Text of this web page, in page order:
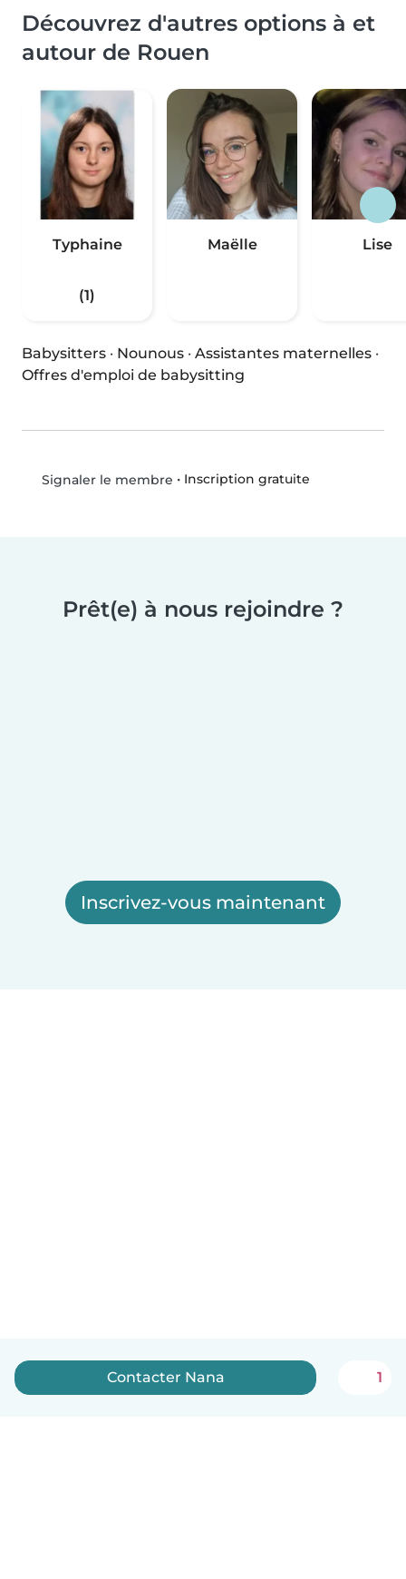
Découvrez d'autres options à et
autour de Rouen
Typhaine
(1)
Maëlle Lise
Babysitters · Nounous · Assistantes maternelles ·
Offres d'emploi de babysitting
Signaler le membre • Inscription gratuite
Prêt(e) à nous rejoindre ?
Inscrivez-vous maintenant
Contacter Nana 1